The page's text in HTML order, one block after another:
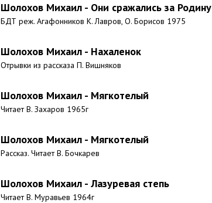
Шолохов Михаил - Они сражались за Родину
БДТ реж. Агафонников К. Лавров, О. Борисов 1975
Шолохов Михаил - Нахаленок
Отрывки из рассказа П. Вишняков
Шолохов Михаил - Мягкотелый
Читает В. Захаров 1965г
Шолохов Михаил - Мягкотелый
Рассказ. Читает В. Бочкарев
Шолохов Михаил - Лазуревая степь
Читает В. Муравьев 1964г